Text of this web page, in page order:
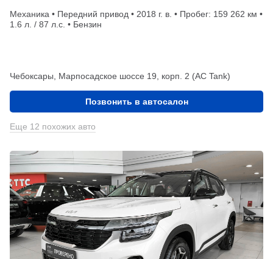
Механика • Передний привод • 2018 г. в. • Пробег: 159 262 км •
1.6 л. / 87 л.с. • Бензин
Чебоксары, Марпосадское шоссе 19, корп. 2 (АС Tank)
Позвонить в автосалон
Еще 12 похожих авто